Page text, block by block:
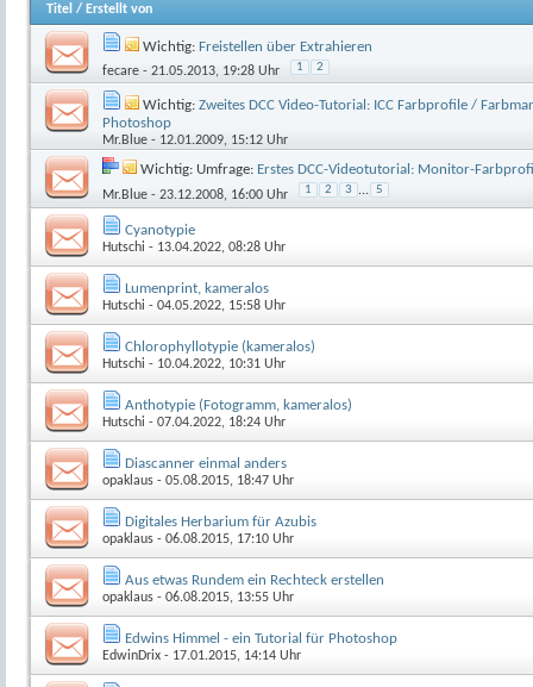
Titel / Erstellt von
Wichtig: Freistellen über Extrahieren
fecare - 21.05.2013, 19:28 Uhr 1 2
Wichtig: Zweites DCC Video-Tutorial: ICC Farbprofile /
Photoshop
Mr.Blue - 12.01.2009, 15:12 Uhr
Wichtig: Umfrage: Erstes DCC-Videotutorial: Monitor-
Mr.Blue - 23.12.2008, 16:00 Uhr 1 2 3 ... 5
Cyanotypie
Hutschi - 13.04.2022, 08:28 Uhr
Lumenprint, kameralos
Hutschi - 04.05.2022, 15:58 Uhr
Chlorophyllotypie (kameralos)
Hutschi - 10.04.2022, 10:31 Uhr
Anthotypie (Fotogramm, kameralos)
Hutschi - 07.04.2022, 18:24 Uhr
Diascanner einmal anders
opaklaus - 05.08.2015, 18:47 Uhr
Digitales Herbarium für Azubis
opaklaus - 06.08.2015, 17:10 Uhr
Aus etwas Rundem ein Rechteck erstellen
opaklaus - 06.08.2015, 13:55 Uhr
Edwins Himmel - ein Tutorial für Photoshop
EdwinDrix - 17.01.2015, 14:14 Uhr